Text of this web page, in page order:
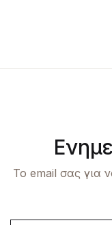
Το email σας για